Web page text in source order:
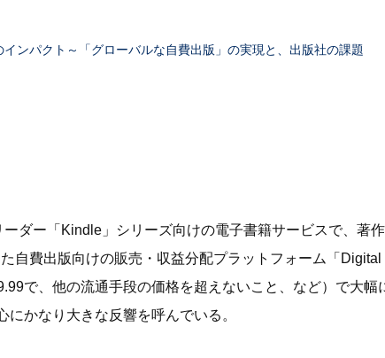
インパクト～「グローバルな自費出版」の実現と、出版社の課題
ダー「Kindle」シリーズ向けの電子書籍サービスで、著
自費出版向けの販売・収益分配プラットフォーム「
で、他の流通手段の価格を超えないこと、など）で大
かなり大きな反響を呼んでいる。